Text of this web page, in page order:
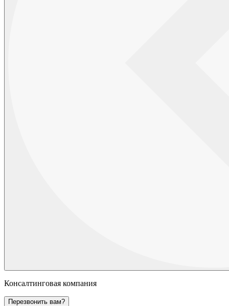
Консалтинговая компания
Перезвонить вам?